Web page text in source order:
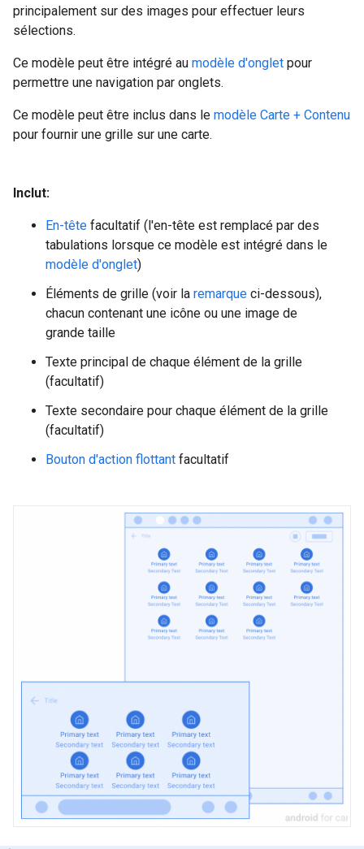
principalement sur des images pour effectuer leurs
sélections.
Ce modèle peut être intégré au modèle d'onglet pour
permettre une navigation par onglets.
Ce modèle peut être inclus dans le modèle Carte + Contenu
pour fournir une grille sur une carte.
Inclut:
En-tête facultatif (l'en-tête est remplacé par des
tabulations lorsque ce modèle est intégré dans le
modèle d'onglet)
Éléments de grille (voir la remarque ci-dessous),
chacun contenant une icône ou une image de
grande taille
Texte principal de chaque élément de la grille
(facultatif)
Texte secondaire pour chaque élément de la grille
(facultatif)
Bouton d'action flottant facultatif